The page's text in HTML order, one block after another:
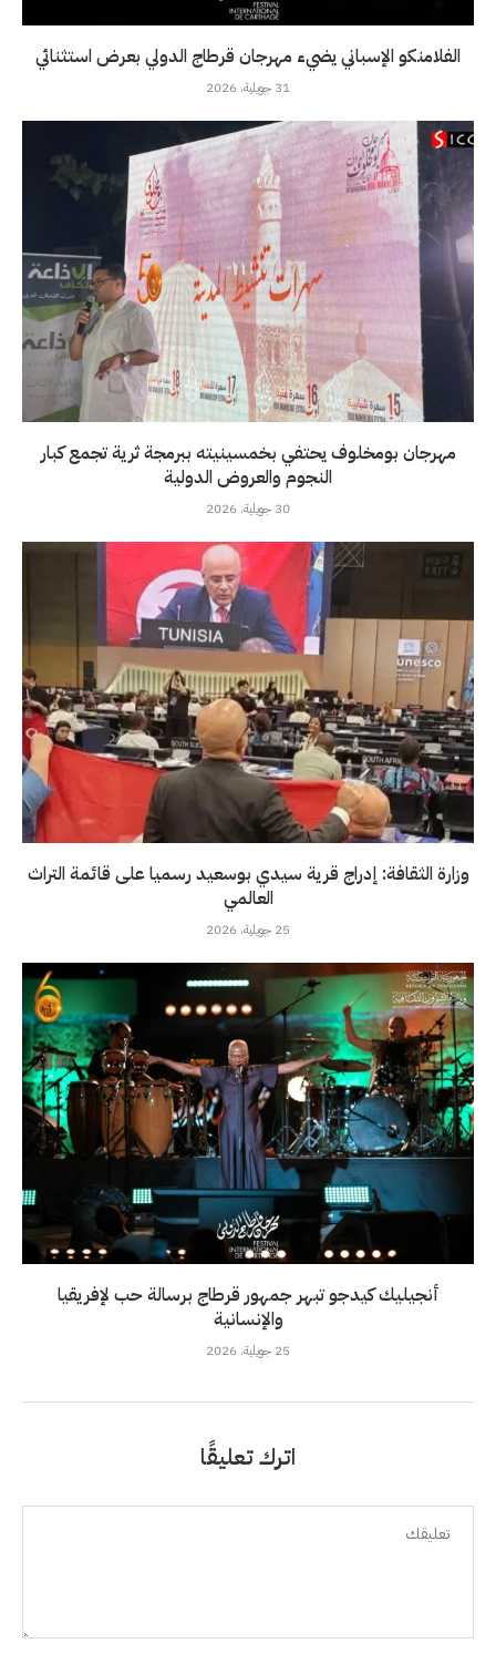
الفلامنكو الإسباني يضيء مهرجان قرطاج الدولي بعرض استثنائي
31 جويلية، 2026
مهرجان بومخلوف يحتفي بخمسينيته ببرمجة ثرية تجمع كبار
النجوم والعروض الدولية
30 جويلية، 2026
وزارة الثقافة: إدراج قرية سيدي بوسعيد رسميا على قائمة التراث
العالمي
25 جويلية، 2026
أنجيليك كيدجو تبهر جمهور قرطاج برسالة حب لإفريقيا
والإنسانية
25 جويلية، 2026
اترك تعليقًا